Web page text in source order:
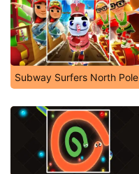
Subway Surfers North Pole